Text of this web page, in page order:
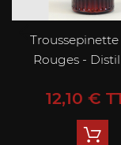
Rouges -
12,10 €